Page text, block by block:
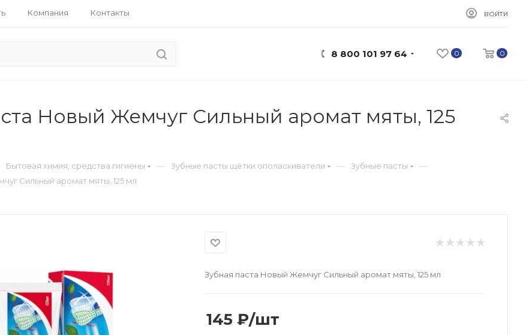
Компания Контакты ВОЙТИ
0 0
8 800 101 97 64
Новый Жемчуг Сильный аромат мяты, 125
Бытовая химия, средства гигиены — Зубные пасты щётки ополаскиватели — Зубные пасты —
Сильный аромат мяты, 125 мл
Зубная паста Новый Жемчуг Сильный аромат мяты, 125 мл
145 ₽/шт